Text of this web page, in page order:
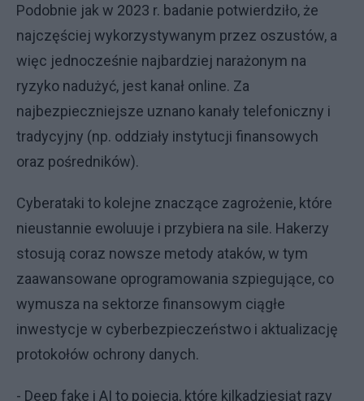
Podobnie jak w 2023 r. badanie potwierdziło, że
najczęściej wykorzystywanym przez oszustów, a
więc jednocześnie najbardziej narażonym na
ryzyko nadużyć, jest kanał online. Za
najbezpieczniejsze uznano kanały telefoniczny i
tradycyjny (np. oddziały instytucji finansowych
oraz pośredników).
Cyberataki to kolejne znaczące zagrożenie, które
nieustannie ewoluuje i przybiera na sile. Hakerzy
stosują coraz nowsze metody ataków, w tym
zaawansowane oprogramowania szpiegujące, co
wymusza na sektorze finansowym ciągłe
inwestycje w cyberbezpieczeństwo i aktualizację
protokołów ochrony danych.
- Deep fake i AI to pojęcia, które kilkadziesiąt razy